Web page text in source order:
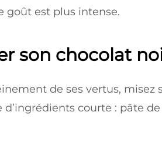
goût est plus intense.
son chocolat
de ses vertus, misez
courte : pâte de